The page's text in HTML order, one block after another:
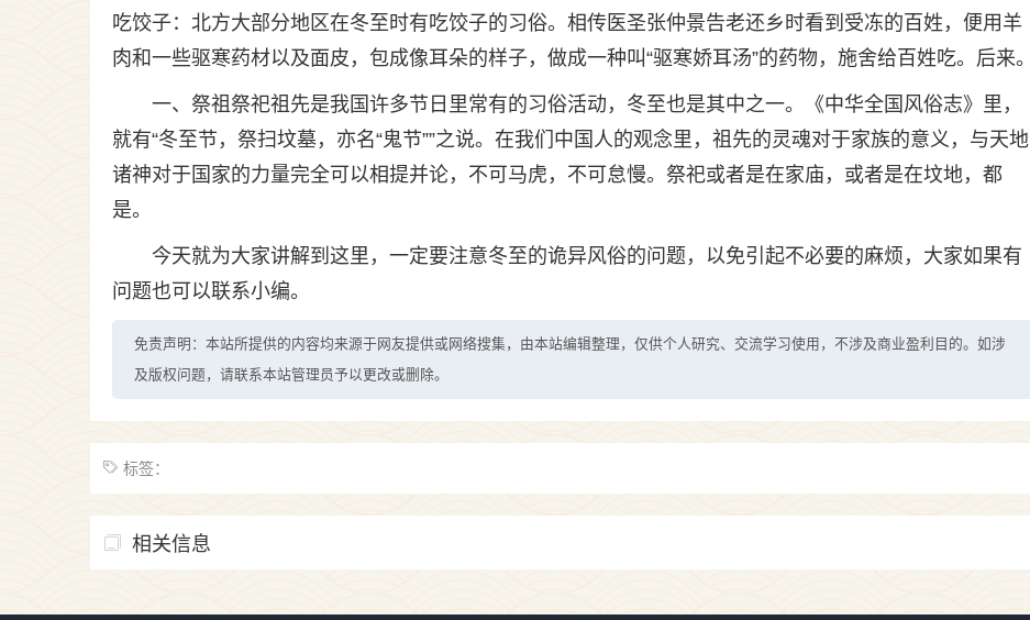
吃饺子：北方大部分地区在冬至时有吃饺子的习俗。相传医圣张仲景告老还乡时看到受冻的百姓，便用羊
肉和一些驱寒药材以及面皮，包成像耳朵的样子，做成一种叫“驱寒娇耳汤”的药物，施舍给百姓吃。后来。
一、祭祖祭祀祖先是我国许多节日里常有的习俗活动，冬至也是其中之一。《中华全国风俗志》里，
就有“冬至节，祭扫坟墓，亦名“鬼节””之说。在我们中国人的观念里，祖先的灵魂对于家族的意义，与天地
诸神对于国家的力量完全可以相提并论，不可马虎，不可怠慢。祭祀或者是在家庙，或者是在坟地，都
是。
今天就为大家讲解到这里，一定要注意冬至的诡异风俗的问题，以免引起不必要的麻烦，大家如果有
问题也可以联系小编。
免责声明：本站所提供的内容均来源于网友提供或网络搜集，由本站编辑整理，仅供个人研究、交流学习使用，不涉及商业盈利目的。如涉
及版权问题，请联系本站管理员予以更改或删除。
标签：
相关信息